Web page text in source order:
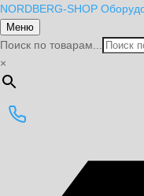
NORDBERG-SHOP
Меню
Поиск по товарам...
×